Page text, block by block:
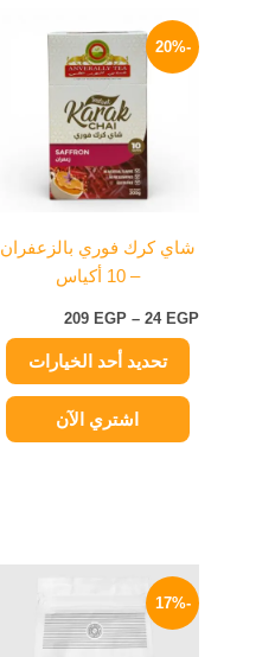
-20%
شاي كرك فوري بالزعفران
– 10 أكياس
24 EGP
–
209 EGP
السعر:
⁦209 EGP⁩
تحديد أحد الخيارات
هناك
العديد
من
المختلفة
اختيار
الخيارات
صفحة
المنتج
اشتري الآن
-17%
هو:
550 EGP.
هو:
459 EGP.